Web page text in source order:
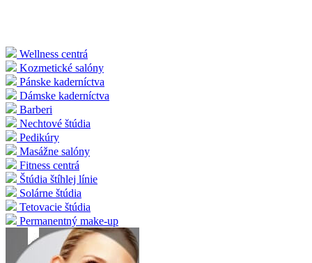
Wellness centrá
Kozmetické salóny
Pánske kaderníctva
Dámske kaderníctva
Barberi
Nechtové štúdia
Pedikúry
Masážne salóny
Fitness centrá
Štúdia štíhlej línie
Solárne štúdia
Tetovacie štúdia
Permanentný make-up